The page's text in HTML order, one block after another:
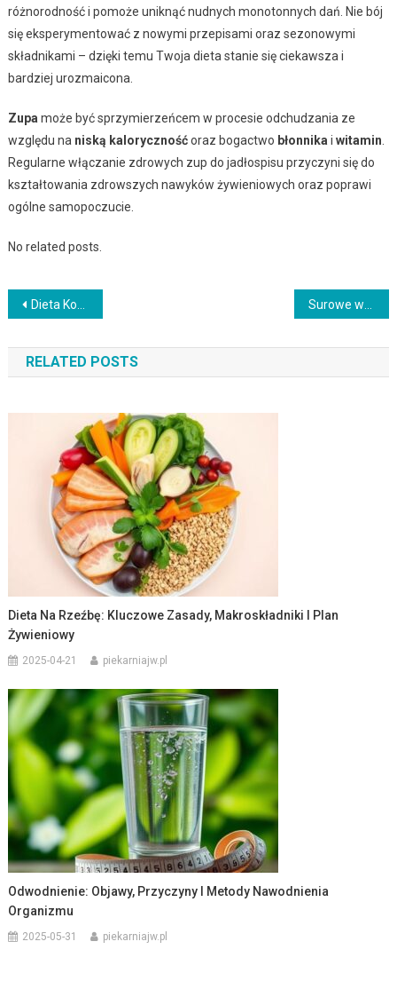
różnorodność i pomoże uniknąć nudnych monotonnych dań. Nie bój
się eksperymentować z nowymi przepisami oraz sezonowymi
składnikami – dzięki temu Twoja dieta stanie się ciekawsza i
bardziej urozmaicona.
Zupa może być sprzymierzeńcem w procesie odchudzania ze
względu na niską kalorycznośćoraz bogactwo błonnika i witamin
Regularne włączanie zdrowych zup do jadłospisu przyczyni się do
kształtowania zdrowszych nawyków żywieniowych oraz poprawi
ogólne samopoczucie.
No related posts.
Nawigacja
wpisu
Dieta Konrada Gacy – zasady, etapy i efekty odchudzania
RELATED POSTS
Dieta Na Rzeźbę: Kluczowe Zasady, Makroskładniki I Plan
Żywieniowy
2025-04-21 piekarniajw.pl
Odwodnienie: Objawy, Przyczyny I Metody Nawodnienia
Organizmu
2025-05-31 piekarniajw.pl